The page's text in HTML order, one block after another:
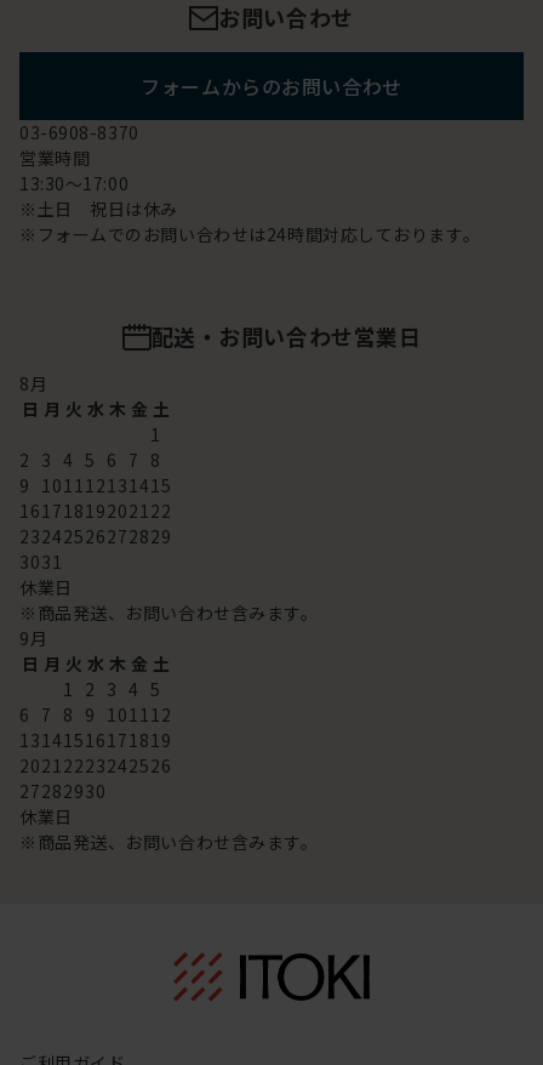
お問い合わせ
フォームからのお問い合わせ
03-6908-8370
営業時間
13:30～17:00
※土日 祝日は休み
※フォームでのお問い合わせは24時間対応しております。
配送・お問い合わせ営業日
8月
日 月 火 水 木 金 土
1
2 3 4 5 6 7 8
9 101112131415
16171819202122
23242526272829
3031
休業日
※商品発送、お問い合わせ含みます。
9月
日 月 火 水 木 金 土
1 2 3 4 5
6 7 8 9 101112
13141516171819
20212223242526
27282930
休業日
※商品発送、お問い合わせ含みます。